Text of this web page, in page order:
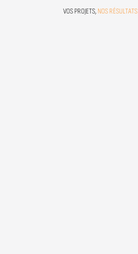
VOS PROJETS, NOS RÉSULTATS